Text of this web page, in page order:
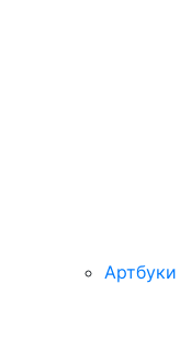
Артбуки